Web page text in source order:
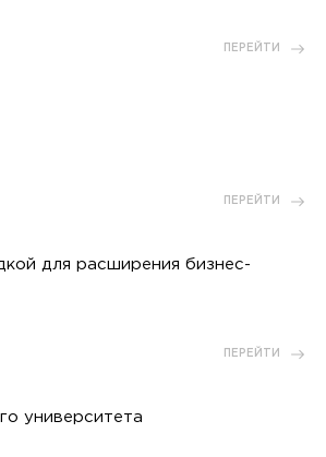
ПЕРЕЙТИ
ПЕРЕЙТИ
для расширения бизнес-
ПЕРЕЙТИ
университета